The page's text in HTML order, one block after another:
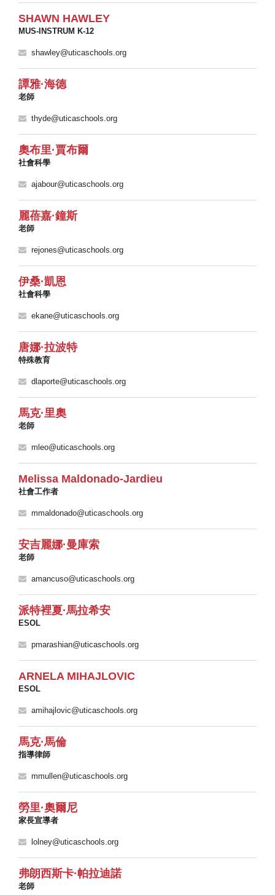
SHAWN HAWLEY
MUS-INSTRUM K-12
shawley@uticaschools.org
譚雅·海德
老師
thyde@uticaschools.org
奧布里·賈布爾
社會科學
ajabour@uticaschools.org
麗蓓嘉·鐘斯
老師
rejones@uticaschools.org
伊桑·凱恩
社會科學
ekane@uticaschools.org
唐娜·拉波特
特殊教育
dlaporte@uticaschools.org
馬克·里奧
老師
mleo@uticaschools.org
Melissa Maldonado-Jardieu
社會工作者
mmaldonado@uticaschools.org
安吉麗娜·曼庫索
老師
amancuso@uticaschools.org
派特裡夏·馬拉希安
ESOL
pmarashian@uticaschools.org
ARNELA MIHAJLOVIC
ESOL
amihajlovic@uticaschools.org
馬克·馬倫
指導律師
mmullen@uticaschools.org
勞里·奧爾尼
家長宣導者
lolney@uticaschools.org
弗朗西斯卡·帕拉迪諾
老師